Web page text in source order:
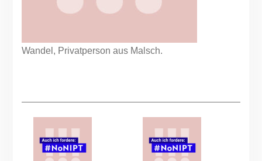
Wandel, Privatperson aus Malsch.